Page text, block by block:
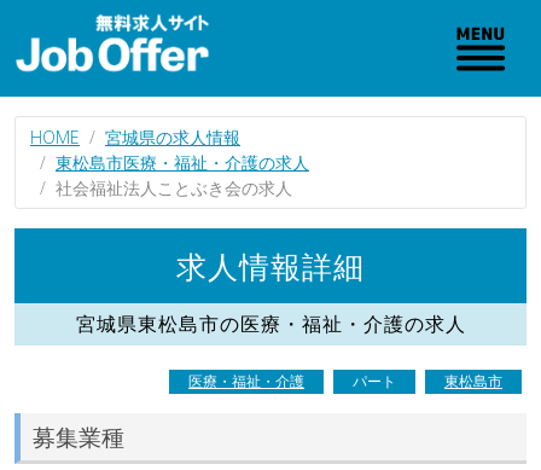
HOME
宮城県の求人情報
東松島市医療・福祉・介護の求人
社会福祉法人ことぶき会の求人
求人情報詳細
宮城県東松島市の医療・福祉・介護の求人
医療・福祉・介護 パート 東松島市
募集業種